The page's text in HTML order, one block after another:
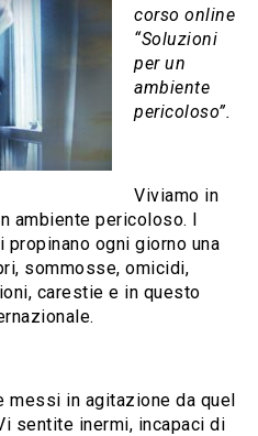
corso online
“Soluzioni
per un
ambiente
pericoloso”.
Viviamo in
ambiente pericoloso. I
ogni giorno una
sommosse, omicidi,
carestie e in questo
messi in agitazione da quel
sentite inermi, incapaci di